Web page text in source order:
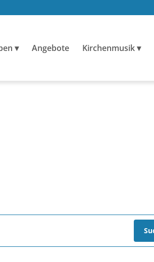
Angebote Kirchenmusik